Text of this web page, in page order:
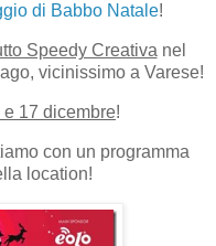
di Babbo Natale!
Speedy Creativa nel
vicinissimo a Varese!
e 17 dicembre!
con un programma
location!